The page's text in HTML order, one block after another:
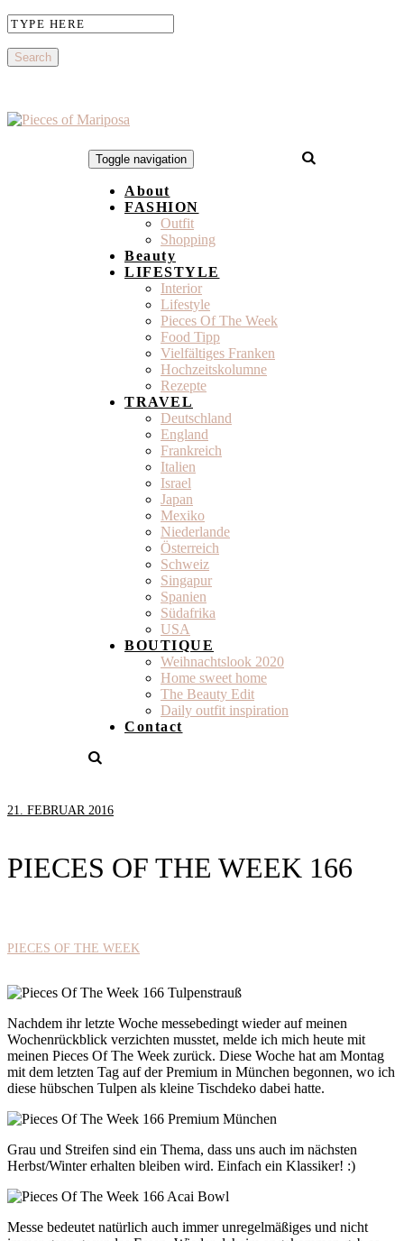
Toggle navigation
About
FASHION
Outfit
Shopping
Beauty
LIFESTYLE
Interior
Lifestyle
Pieces Of The Week
Food Tipp
Vielfältiges Franken
Hochzeitskolumne
Rezepte
TRAVEL
Deutschland
England
Frankreich
Italien
Israel
Japan
Mexiko
Niederlande
Österreich
Schweiz
Singapur
Spanien
Südafrika
USA
BOUTIQUE
Weihnachtslook 2020
Home sweet home
The Beauty Edit
Daily outfit inspiration
Contact
21. FEBRUAR 2016
PIECES OF THE WEEK 166
PIECES OF THE WEEK
Nachdem ihr letzte Woche messebedingt wieder auf meinen
Wochenrückblick verzichten musstet, melde ich mich heute mit
meinen Pieces Of The Week zurück. Diese Woche hat am Montag
mit dem letzten Tag auf der Premium in München begonnen, wo ich
diese hübschen Tulpen als kleine Tischdeko dabei hatte.
Grau und Streifen sind ein Thema, dass uns auch im nächsten
Herbst/Winter erhalten bleiben wird. Einfach ein Klassiker! :)
Messe bedeutet natürlich auch immer unregelmäßiges und nicht